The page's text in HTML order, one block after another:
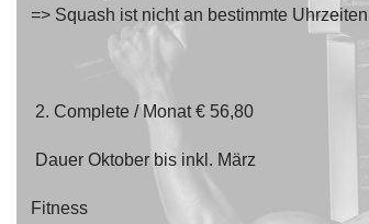
Bei Interesse oder falls ihr Trainer/innen
=> Squash ist nicht an bestimmte
2. Complete / Monat € 56,80
Dauer Oktober bis inkl. März
Fitness